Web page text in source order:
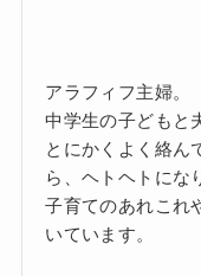
アラフィフ主婦。
中学生の子どもと
とにかくよく絡ん
ら、ヘトヘトにな
子育てのあれこれ
いています。